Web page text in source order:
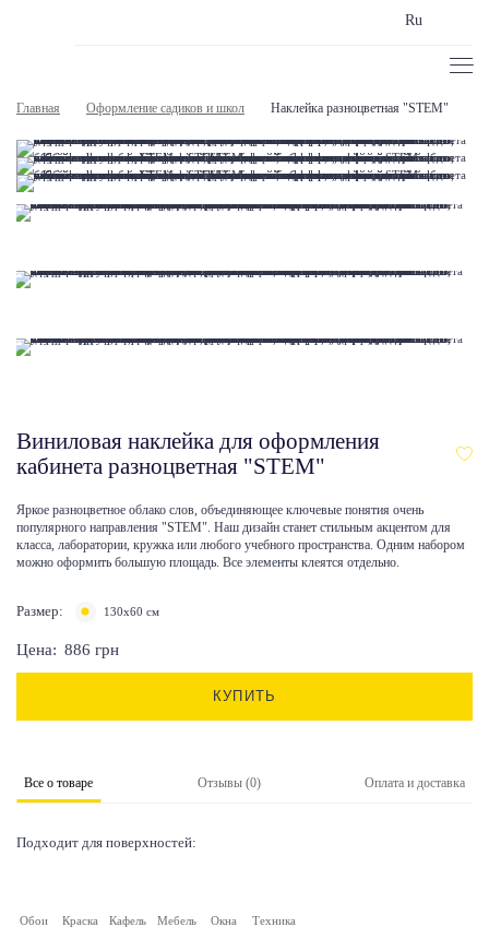
Ru
Главная Оформление садиков и школ Наклейка разноцветная "STEM"
Виниловая наклейка для оформления
кабинета разноцветная "STEM"
Яркое разноцветное облако слов, объединяющее ключевые понятия очень
популярного направления "STEM". Наш дизайн станет стильным акцентом для
класса, лаборатории, кружка или любого учебного пространства. Одним набором
можно оформить большую площадь. Все элементы клеятся отдельно.
Размер: 130х60 см
Цена: 886 грн
КУПИТЬ
Все о товаре Отзывы (0) Оплата и доставка
Подходит для поверхностей:
Обои Краска Кафель Мебель Окна Техника